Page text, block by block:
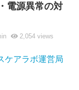
電源異常の対
2,054views
ケアラボ運営局